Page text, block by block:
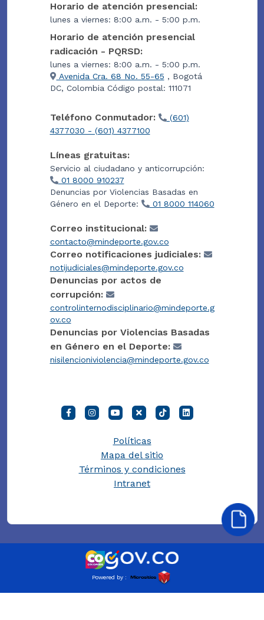
Horario de atención presencial:
lunes a viernes: 8:00 a.m. - 5:00 p.m.
Horario de atención presencial
radicación - PQRSD:
lunes a viernes: 8:00 a.m. - 5:00 p.m.
Avenida Cra. 68 No. 55-65 , Bogotá
DC, Colombia Código postal: 111071
Teléfono Conmutador:
(601)
4377030 - (601) 4377100
Líneas gratuitas:
Servicio al ciudadano y anticorrupción:
01 8000 910237
Denuncias por Violencias Basadas en
Género en el Deporte:
01 8000 114060
Correo institucional:
contacto@mindeporte.gov.co
Correo notificaciones judiciales:
notijudiciales@mindeporte.gov.co
Denuncias por actos de
corrupción:
controlinternodisciplinario@mindeporte.g
ov.co
Denuncias por Violencias Basadas
en Género en el Deporte:
nisilencioniviolencia@mindeporte.gov.co
Políticas
Mapa del sitio
Términos y condiciones
Intranet
Powered by :